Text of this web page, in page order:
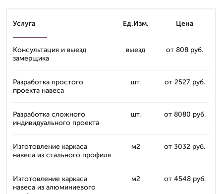
Услуга Ед.Изм. Цена
Консультация и выезд
замерщика
выезд от 808 руб.
Разработка простого
проекта навеса
шт. от 2527 руб.
Разработка сложного
индивидуального проекта
шт. от 8080 руб.
Изготовление каркаса
навеса из стального профиля
м2 от 3032 руб.
Изготовление каркаса
навеса из алюминиевого
м2 от 4548 руб.